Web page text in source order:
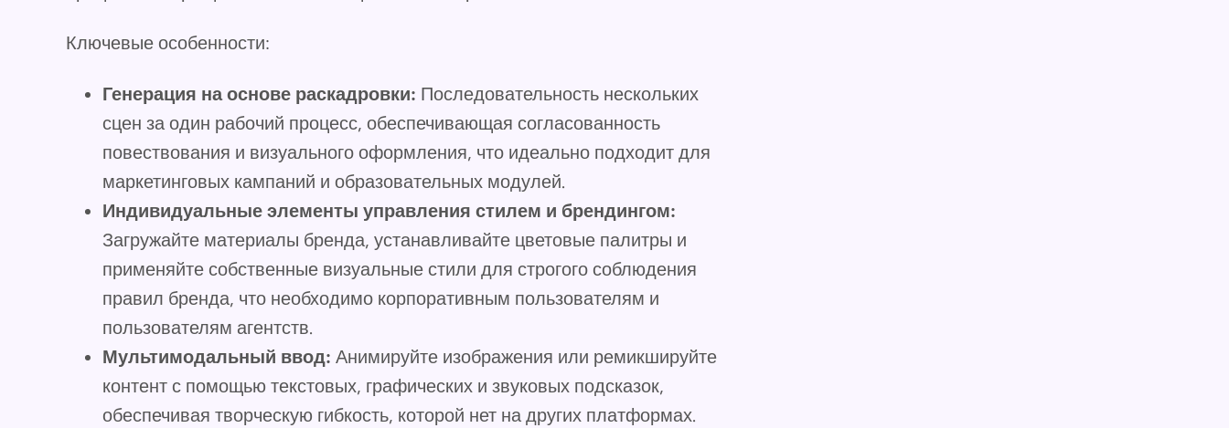
Ключевые особенности:
Генерация на основе раскадровки: Последовательность нескольких
сцен за один рабочий процесс, обеспечивающая согласованность
повествования и визуального оформления, что идеально подходит для
маркетинговых кампаний и образовательных модулей.
Индивидуальные элементы управления стилем и брендингом:
Загружайте материалы бренда, устанавливайте цветовые палитры и
применяйте собственные визуальные стили для строгого соблюдения
правил бренда, что необходимо корпоративным пользователям и
пользователям агентств.
Мультимодальный ввод: Анимируйте изображения или ремикшируйте
контент с помощью текстовых, графических и звуковых подсказок,
обеспечивая творческую гибкость, которой нет на других платформах.